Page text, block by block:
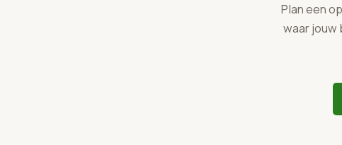
Plan een
waar jouw